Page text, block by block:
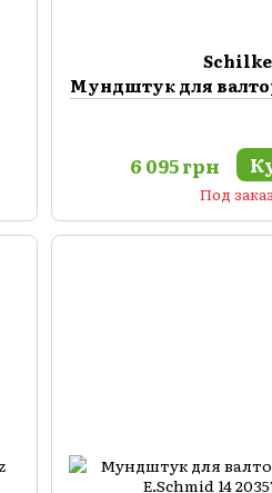
Schilke
Мундштук для
6 095 грн
Под заказ